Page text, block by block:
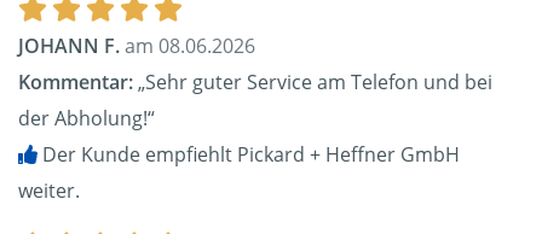
JOHANN F.am 08.06.2026
Kommentar:„Sehr guter Service am Telefon und bei
der Abholung!“
Der Kunde empfiehlt Pickard + Heffner GmbH
weiter.